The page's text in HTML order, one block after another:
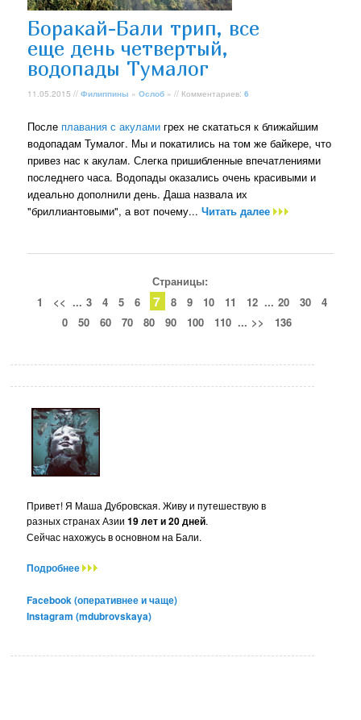
Боракай-Бали трип, все
еще день четвертый,
водопады Тумалог
11.05.2015 //Филиппины »Ослоб » // Комментариев:6
После плавания с акулами грех не скататься к ближайшим
водопадам Тумалог. Мы и покатились на том же байкере, что
привез нас к акулам. Слегка пришибленные впечатлениями
последнего часа. Водопады оказались очень красивыми и
идеально дополнили день. Даша назвала их
"бриллиантовыми", а вот почему...Читать далее
Страницы:
1
<< ... 3 4 5 6 7 8 9 10 11 12 ... 20 30
4
0
50 60 70 80 90 100 110 ... >> 136
Привет! Я Маша Дубровская. Живу и путешествую в
разных странах Азии19 лет и 20 дней.
Сейчас нахожусь в основном на Бали.
Подробнее
Facebook (оперативнее и чаще)
Instagram (mdubrovskaya)